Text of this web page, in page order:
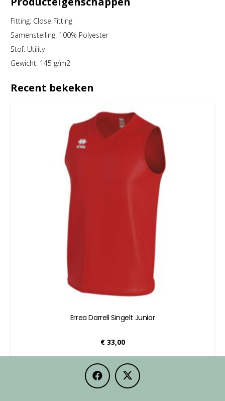
Fitting: Close Fitting
Samenstelling: 100% Polyester
Stof: Utility
Gewicht: 145 g/m2
Recent bekeken
Errea Darrell Singelt Junior
€33,00